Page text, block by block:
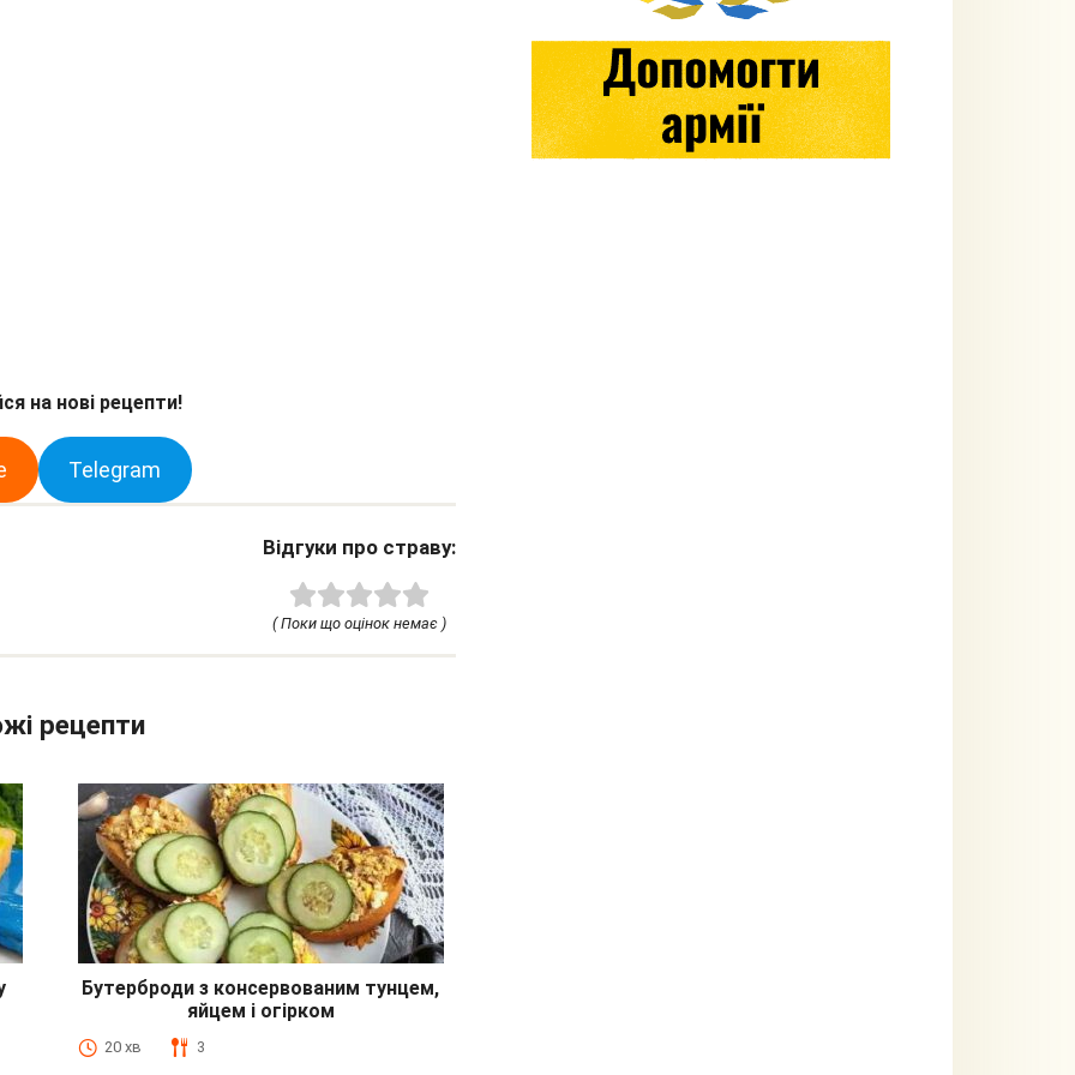
на нові рецепти!
Telegram
Відгуки про страву:
( Поки що оцінок немає )
рецепти
Бутерброди з консервованим тунцем,
яйцем і огірком
20 хв 3